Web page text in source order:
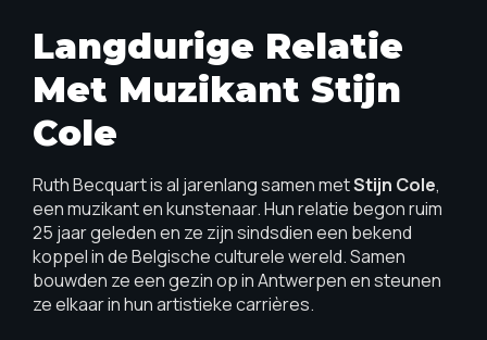
Langdurige Relatie
Met Muzikant Stijn
Cole
Ruth Becquart is al jarenlang samen metStijn Cole,
een muzikant en kunstenaar. Hun relatie begon ruim
25 jaar geleden en ze zijn sindsdien een bekend
koppel in de Belgische culturele wereld. Samen
bouwden ze een gezin op in Antwerpen en steunen
ze elkaar in hun artistieke carrières.